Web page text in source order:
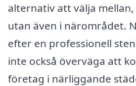
alternativ att välja mellan,
utan även i närområdet.
efter en professionell
inte också överväga att
företag i närliggande